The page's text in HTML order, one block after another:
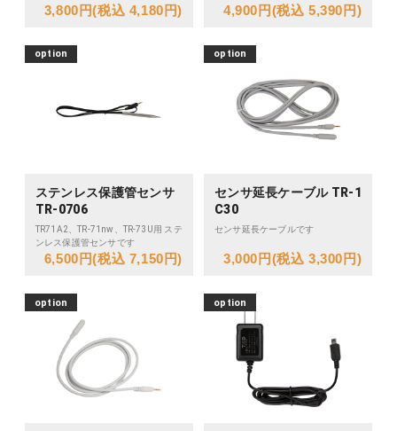
3,800円(税込 4,180円) 4,900円(税込 5,390円)
option
ステンレス保護管センサ
TR-0706
TR71A2、TR-71nw、TR-73U用 ステ
ンレス保護管センサです
6,500円(税込 7,150円)
option
センサ延長ケーブル TR-1
C30
センサ延長ケーブルです
3,000円(税込 3,300円)
option option